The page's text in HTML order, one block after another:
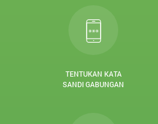
TENTUKAN KATA
SANDI GABUNGAN